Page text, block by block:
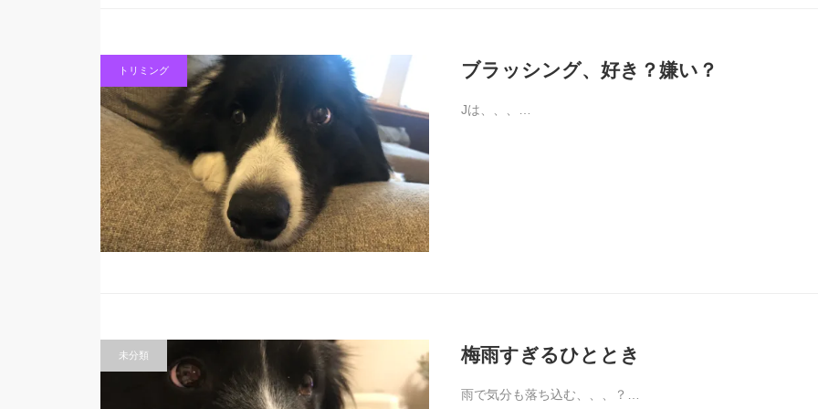
トリミング ブラッシング、好き？嫌い？
Jは、、、…
未分類 梅雨すぎるひととき
雨で気分も落ち込む、、、？…